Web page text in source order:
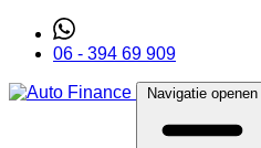
06 - 394 69 909
Navigatie openen